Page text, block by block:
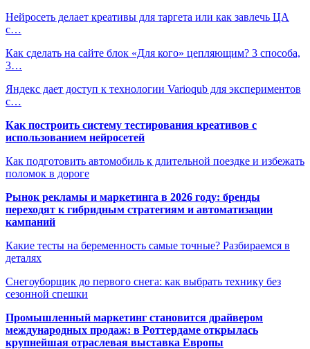
Нейросеть делает креативы для таргета или как завлечь ЦА
с…
Как сделать на сайте блок «Для кого» цепляющим? 3 способа,
3…
Яндекс дает доступ к технологии Varioqub для экспериментов
с…
Как построить систему тестирования креативов с
использованием нейросетей
Как подготовить автомобиль к длительной поездке и избежать
поломок в дороге
Рынок рекламы и маркетинга в 2026 году: бренды
переходят к гибридным стратегиям и автоматизации
кампаний
Какие тесты на беременность самые точные? Разбираемся в
деталях
Снегоуборщик до первого снега: как выбрать технику без
сезонной спешки
Промышленный маркетинг становится драйвером
международных продаж: в Роттердаме открылась
крупнейшая отраслевая выставка Европы